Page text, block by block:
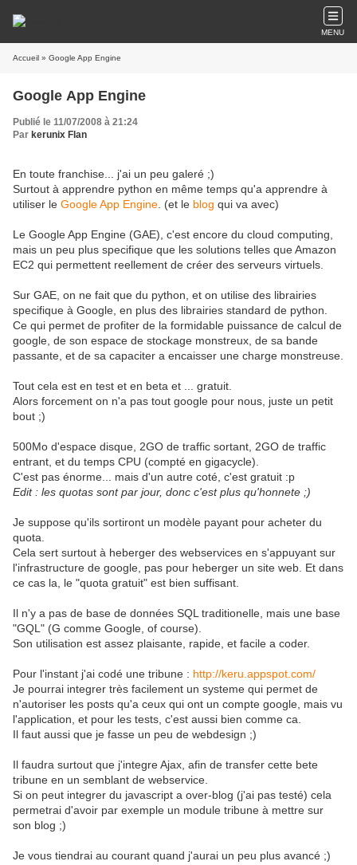
MENU
Accueil » Google App Engine
Google App Engine
Publié le 11/07/2008 à 21:24
Par kerunix Flan
En toute franchise... j'ai un peu galeré ;)
Surtout à apprendre python en même temps qu'a apprendre à
utiliser le Google App Engine . (et le blog qui va avec)
Le Google App Engine (GAE), c'est encore du cloud computing,
mais un peu plus specifique que les solutions telles que Amazon
EC2 qui permettent reellement de créer des serveurs virtuels.
Sur GAE, on ne fait que du python, et on utilise des librairies
specifique à Google, en plus des librairies standard de python.
Ce qui permet de profiter de la formidable puissance de calcul de
google, de son espace de stockage monstreux, de sa bande
passante, et de sa capaciter a encaisser une charge monstreuse.
Tout cela est en test et en beta et ... gratuit.
Alors forcement on n'a pas tout google pour nous, juste un petit
bout ;)
500Mo d'espace disque, 2GO de traffic sortant, 2GO de traffic
entrant, et du temps CPU (compté en gigacycle).
C'est pas énorme... mais d'un autre coté, c'est gratuit :p
Edit : les quotas sont par jour, donc c'est plus qu'honnete ;)
Je suppose qu'ils sortiront un modèle payant pour acheter du
quota.
Cela sert surtout à heberger des webservices en s'appuyant sur
l'infrastructure de google, pas pour heberger un site web. Et dans
ce cas la, le "quota gratuit" est bien suffisant.
Il n'y a pas de base de données SQL traditionelle, mais une base
"GQL" (G comme Google, of course).
Son utilisation est assez plaisante, rapide, et facile a coder.
Pour l'instant j'ai codé une tribune : http://keru.appspot.com/
Je pourrai integrer très facilement un systeme qui permet de
n'autoriser les posts qu'a ceux qui ont un compte google, mais vu
l'application, et pour les tests, c'est aussi bien comme ca.
Il faut aussi que je fasse un peu de webdesign ;)
Il faudra surtout que j'integre Ajax, afin de transfer cette bete
tribune en un semblant de webservice.
Si on peut integrer du javascript a over-blog (j'ai pas testé) cela
permetrai d'avoir par exemple un module tribune à mettre sur
son blog ;)
Je vous tiendrai au courant quand j'aurai un peu plus avancé ;)